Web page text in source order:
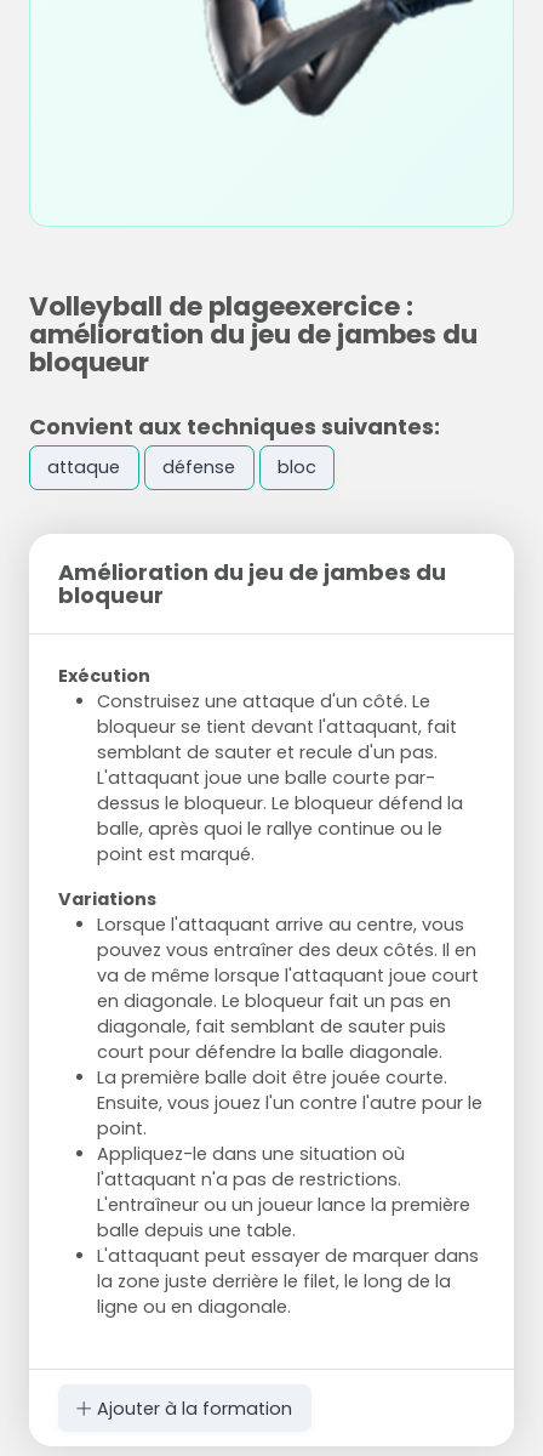
Volleyball de plageexercice :
amélioration du jeu de jambes du
bloqueur
Convient aux techniques suivantes:
attaque défense bloc
Amélioration du jeu de jambes du
bloqueur
Exécution
Construisez une attaque d'un côté. Le
bloqueur se tient devant l'attaquant, fait
semblant de sauter et recule d'un pas.
L'attaquant joue une balle courte par-
dessus le bloqueur. Le bloqueur défend la
balle, après quoi le rallye continue ou le
point est marqué.
Variations
Lorsque l'attaquant arrive au centre, vous
pouvez vous entraîner des deux côtés. Il en
va de même lorsque l'attaquant joue court
en diagonale. Le bloqueur fait un pas en
diagonale, fait semblant de sauter puis
court pour défendre la balle diagonale.
La première balle doit être jouée courte.
Ensuite, vous jouez l'un contre l'autre pour le
point.
Appliquez-le dans une situation où
l'attaquant n'a pas de restrictions.
L'entraîneur ou un joueur lance la première
balle depuis une table.
L'attaquant peut essayer de marquer dans
la zone juste derrière le filet, le long de la
ligne ou en diagonale.
Ajouter à la formation